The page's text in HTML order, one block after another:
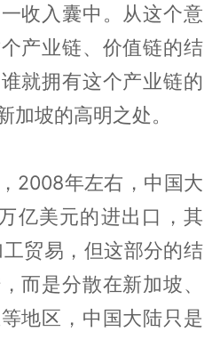
收入囊中。从这个意
产业链、价值链的结
就拥有这个产业链的
加坡的高明之处。
2008年左右，中国大
亿美元的进出口，其
贸易，但这部分的结
而是分散在新加坡、
地区，中国大陆只是